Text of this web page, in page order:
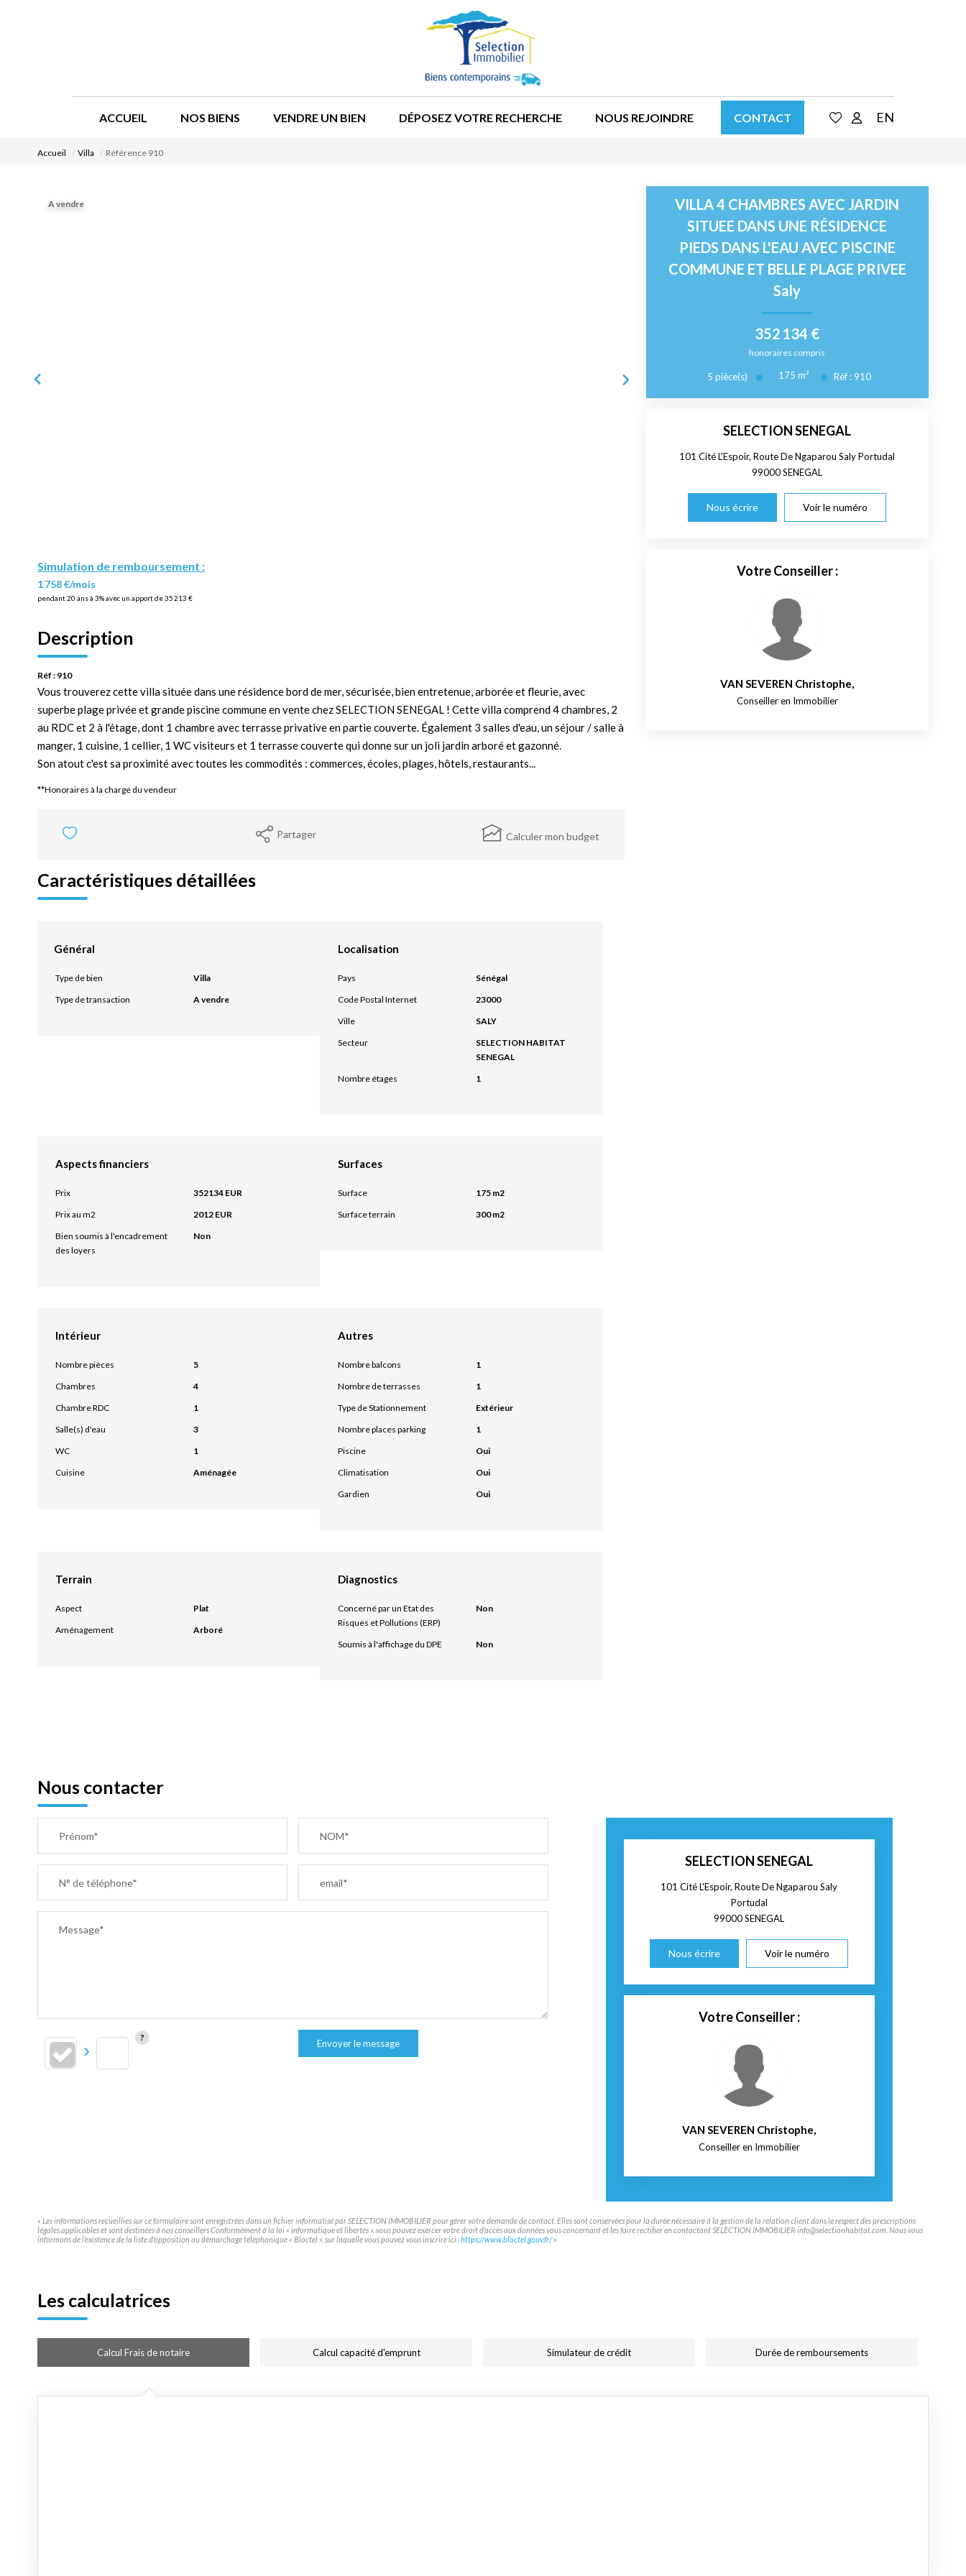
ACCUEIL NOS BIENS VENDRE UN BIEN DÉPOSEZ VOTRE RECHERCHE NOUS REJOINDRE CONTACT EN
Accueil Villa Référence 910
A vendre
Simulation de remboursement :
1 758 €/mois
pendant 20 ans à 3% avec un apport de 35 213 €
Description
Réf : 910
Vous trouverez cette villa située dans une résidence bord de mer, sécurisée, bien entretenue, arborée et fleurie, avec
superbe plage privée et grande piscine commune en vente chez SELECTION SENEGAL ! Cette villa comprend 4 chambres, 2
au RDC et 2 à l'étage, dont 1 chambre avec terrasse privative en partie couverte. Également 3 salles d'eau, un séjour / salle à
manger, 1 cuisine, 1 cellier, 1 WC visiteurs et 1 terrasse couverte qui donne sur un joli jardin arboré et gazonné.
Son atout c'est sa proximité avec toutes les commodités : commerces, écoles, plages, hôtels, restaurants...
**Honoraires à la charge du vendeur
Partager Calculer mon budget
Caractéristiques détaillées
Général
Type de bien
Villa
Type de transaction
A vendre
Localisation
Pays
Sénégal
Code Postal Internet
23000
Ville
SALY
Secteur
SELECTION HABITAT
SENEGAL
Nombre étages
1
Aspects financiers
Prix
352134 EUR
Prix au m2
2012 EUR
Bien soumis à l'encadrement
des loyers
Non
Surfaces
Surface
175 m2
Surface terrain
300 m2
Intérieur
Nombre pièces
5
Chambres
4
Chambre RDC
1
Salle(s) d'eau
3
WC
1
Cuisine
Aménagée
Autres
Nombre balcons
1
Nombre de terrasses
1
Type de Stationnement
Extérieur
Nombre places parking
1
Piscine
Oui
Climatisation
Oui
Gardien
Oui
Terrain
Aspect
Plat
Aménagement
Arboré
Diagnostics
Concerné par un Etat des
Risques et Pollutions (ERP)
Non
Soumis à l'affichage du DPE Non
VILLA 4 CHAMBRES AVEC JARDIN
SITUEE DANS UNE RÉSIDENCE
PIEDS DANS L'EAU AVEC PISCINE
COMMUNE ET BELLE PLAGE PRIVEE
Saly
352 134 €
honoraires compris
5pièce(s) 175m² Réf : 910
SELECTION SENEGAL
101 Cité L'Espoir, Route De Ngaparou Saly Portudal
99000SENEGAL
Nous écrire Voir le numéro
Votre Conseiller :
VAN SEVEREN Christophe,
Conseiller en Immobilier
Nous contacter
Prénom* NOM*
N° de téléphone* email*
Message*
Envoyer le message
SELECTION SENEGAL
101 Cité L'Espoir, Route De Ngaparou Saly
Portudal
99000SENEGAL
Nous écrire Voir le numéro
Votre Conseiller :
VAN SEVEREN Christophe,
Conseiller en Immobilier
« Les informations recueillies sur ce formulaire sont enregistrées dans un fichier informatisé par SELECTION IMMOBILIER pour gérer votre demande de contact. Elles sont conservées pour la durée nécessaire à la gestion de la relation client dans le respect des prescriptions
légales applicables et sont destinées à nos conseillers Conformément à la loi « informatique et libertés », vous pouvez exercer votre droit d'accès aux données vous concernant et les faire rectifier en contactant SELECTION IMMOBILIER info@selectionhabitat.com. Nous vous
informons de l'existence de la liste d'opposition au démarchage téléphonique « Bloctel », sur laquelle vous pouvez vous inscrire ici :https://www.bloctel.gouv.fr/»
Les calculatrices
Calcul Frais de notaire Calcul capacité d'emprunt Simulateur de crédit Durée de remboursements